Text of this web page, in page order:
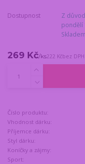
Dostupnost
Z
pondělí
269 Kč/ks222 Kčbez DPH
Číslo produktu:
Vhodnost dárku:
Příjemce dárku:
Styl dárku:
Koníčky a zájmy:
Sport: